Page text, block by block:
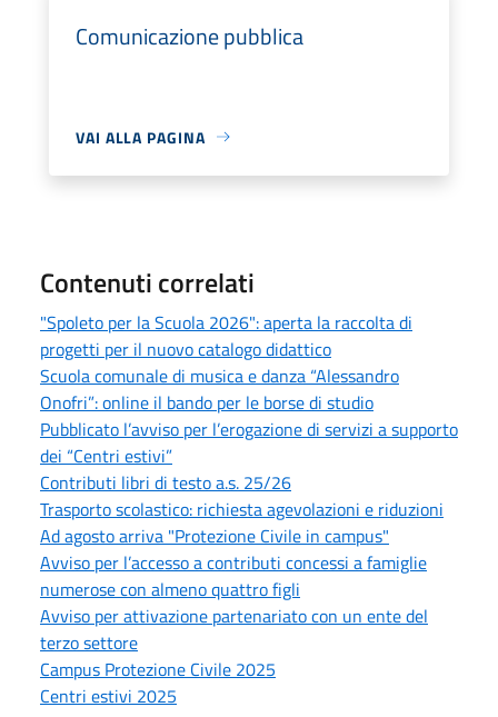
Comunicazione pubblica
VAI ALLA PAGINA
Contenuti correlati
"Spoleto per la Scuola 2026": aperta la raccolta di
progetti per il nuovo catalogo didattico
Scuola comunale di musica e danza “Alessandro
Onofri”: online il bando per le borse di studio
Pubblicato l’avviso per l’erogazione di servizi a supporto
dei “Centri estivi”
Contributi libri di testo a.s. 25/26
Trasporto scolastico: richiesta agevolazioni e riduzioni
Ad agosto arriva "Protezione Civile in campus"
Avviso per l’accesso a contributi concessi a famiglie
numerose con almeno quattro figli
Avviso per attivazione partenariato con un ente del
terzo settore
Campus Protezione Civile 2025
Centri estivi 2025